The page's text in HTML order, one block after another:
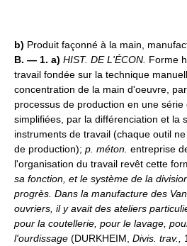
b) Produit façonné à la main,
B. — 1. a) HIST. DE L'ÉCON. Forme
travail fondée sur la technique
concentration de la main d'oeuvre,
processus de production en une
simplifiées, par la différenciation et la
instruments de travail (chaque outil
de production); p. méton. entreprise
l'organisation du travail revêt cette
sa fonction, et le système de la
progrès. Dans la manufacture des
ouvriers, il y avait des ateliers
pour la coutellerie, pour le lavage,
l'ourdissage (DURKHEIM, Divis. trav.,